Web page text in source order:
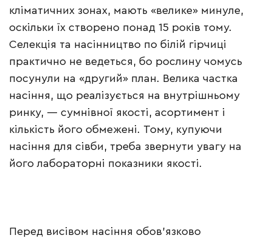
кліматичних зонах, мають «велике» минуле,
оскільки їх створено понад 15 років тому.
Селекція та насінництво по білій гірчиці
практично не ведеться, бо рослину чомусь
посунули на «другий» план. Велика частка
насіння, що реалізується на внутрішньому
ринку, — сумнівної якості, асортимент і
кількість його обмежені. Тому, купуючи
насіння для сівби, треба звернути увагу на
його лабораторні показники якості.
Перед висівом насіння обов’язково